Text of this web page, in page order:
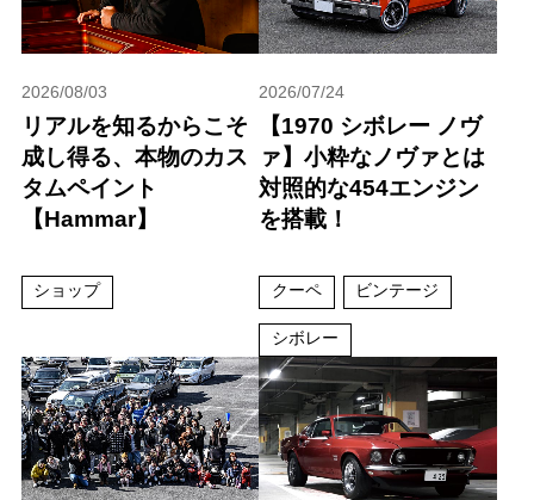
2026/08/03
リアルを知るからこそ
成し得る、本物のカス
タムペイント
【Hammar】
ショップ
2026/07/24
【1970 シボレー ノヴ
ァ】小粋なノヴァとは
対照的な454エンジン
を搭載！
クーペ ビンテージ
シボレー